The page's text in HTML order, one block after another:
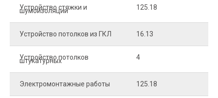
Устройство стяжки и
шумоизоляции 125.18
Устройство потолков из ГКЛ 16.13
Устройство потолков
штукатурных 4
Электромонтажные работы 125.18